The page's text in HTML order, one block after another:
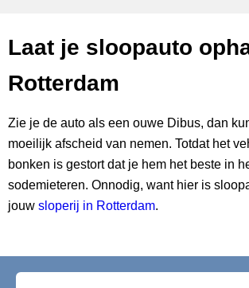
Laat je sloopauto
Rotterdam
Zie je de auto als een ouwe Dibus, dan
moeilijk afscheid van nemen. Totdat het
bonken is gestort dat je hem het beste in
sodemieteren. Onnodig, want hier is
jouw sloperij in Rotterdam.